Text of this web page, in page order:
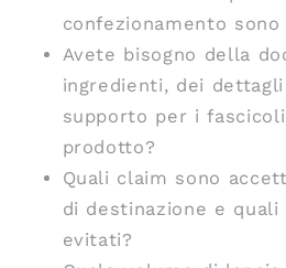
confezionamento
Avete bisogno della
ingredienti, dei
supporto per i
prodotto?
Quali claim sono
di destinazione e quali
evitati?